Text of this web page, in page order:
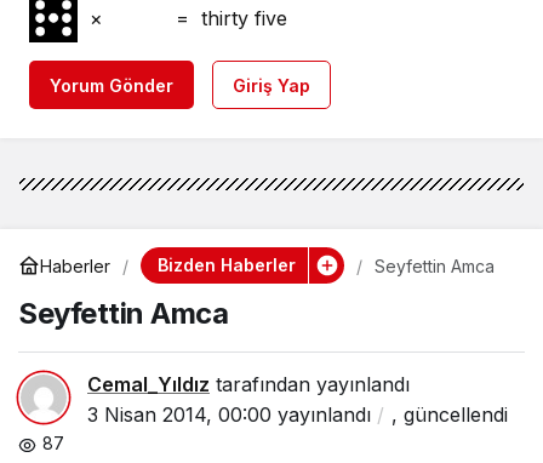
× = thirty five
Yorum Gönder Giriş Yap
Haberler Bizden Haberler Seyfettin Amca
Seyfettin Amca
Cemal_Yıldız tarafından yayınlandı
3 Nisan 2014, 00:00 yayınlandı , güncellendi
87